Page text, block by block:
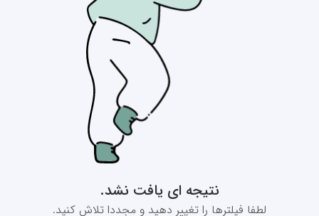
نتیجه ای یافت نشد.
لطفا فیلترها را تغییر دهید و مجددا تلاش کنید.